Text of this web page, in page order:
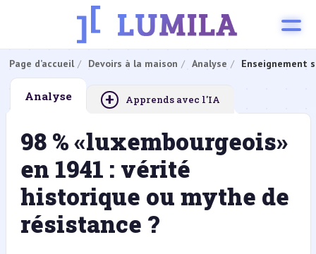
Page d’accueil Devoirs à la maison Analyse Enseignement
Analyse + Apprends avec l'IA
98 % «luxembourgeois»
en 1941 : vérité
historique ou mythe de
résistance ?